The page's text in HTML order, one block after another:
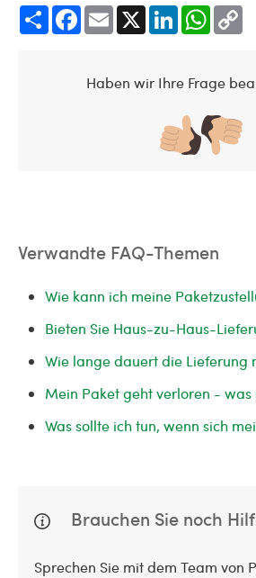
Share Facebook Email LinkedIn WhatsApp
Haben wir Ihre Frage
Verwandte FAQ-Themen
Wie kann ich meine
Bieten Sie Haus-zu-Haus-
Wie lange dauert die Lieferung
Mein Paket geht verloren - was
Was sollte ich tun, wenn sich
Brauchen Sie noch
Sprechen Sie mit dem Team von